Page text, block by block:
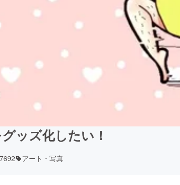
ッズ化したい！
アート・写真